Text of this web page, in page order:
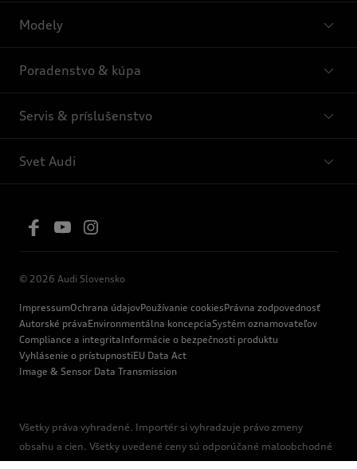
Modely
Poradenstvo & kúpa
Servis & príslušenstvo
Svet Audi
© 2026 Audi Slovensko
ImpressumOchrana údajovPoužívanie cookiesPrávna zodpovednosť
Autorské právaEnvironmentálna koncepciaSystém oznamovateľov
Compliance a integritaInformácie o bezpečnosti produktu
Vyhlásenie o prístupnostiEU Data Act
Image & Sensor Data Transmission
Všetky práva vyhradené. Importér si vyhradzuje právo zmeny
obsahu a cien. Všetky uvedené ceny sú odporúčané maloobchodné